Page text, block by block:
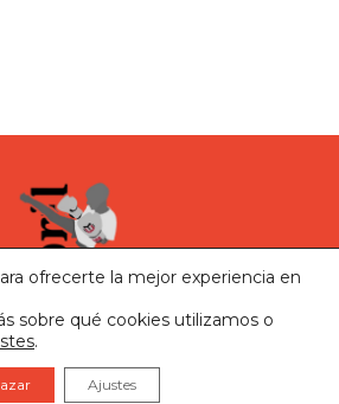
I
n
Little Warriors x neuroblastoma
de privacidad·Política de cookies
web porSERAC
ofrecerte la mejor experiencia en
sobre qué cookies utilizamos o
.
Ajustes